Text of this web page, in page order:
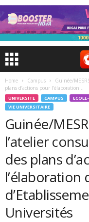
Home Campus
Guinée/
plans d’actions pour l’élaboration...
UNIVERSITE CAMPUS
VIE UNIVERSITAIRE
Guinée/
l’atelier
des plans
l’élaboration
Universités